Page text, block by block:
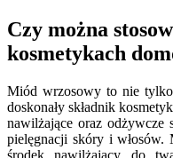
Czy można
kosmetykach
Miód wrzosowy to nie
doskonały składnik
nawilżające oraz odżywcze
pielęgnacji skóry i włosów.
środek nawilżający do